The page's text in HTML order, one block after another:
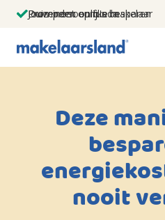
Jouw persoonlijke makelaar
Duizenden euro's besparen
Prominent op funda
Deze
nooit